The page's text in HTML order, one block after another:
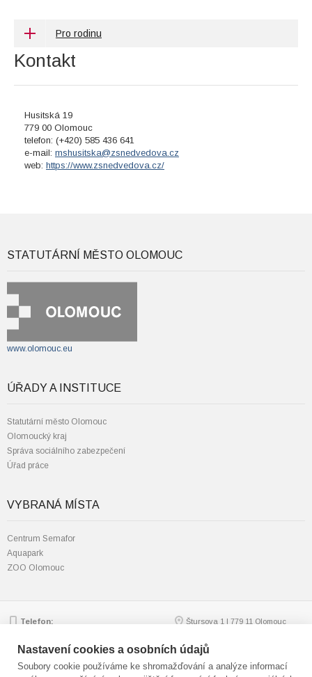
Pro rodinu
Kontakt
Husitská 19
779 00 Olomouc
telefon: (+420) 585 436 641
e-mail: mshusitska@zsnedvedova.cz
web: https://www.zsnedvedova.cz/
STATUTÁRNÍ MĚSTO OLOMOUC
www.olomouc.eu
ÚŘADY A INSTITUCE
Statutární město Olomouc
Olomoucký kraj
Správa sociálního zabezpečení
Úřad práce
VYBRANÁ MÍSTA
Centrum Semafor
Aquapark
ZOO Olomouc
Telefon:
Email:
mmol.osv@olomouc.eu
Štursova 1 | 779 11 Olomouc
Nastavení cookies a osobních údajů
Soubory cookie používáme ke shromažďování a analýze informací